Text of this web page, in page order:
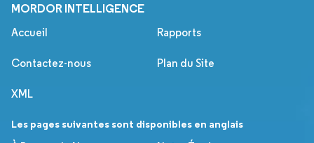
MORDOR INTELLIGENCE
Accueil Rapports
Contactez-nous Plan du Site
XML
Les pages suivantes sont disponibles en anglais